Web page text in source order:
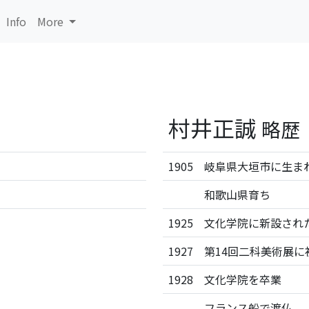
Info More
村井正誠 略歴
1905
岐阜県大垣市に生ま
和歌山県育ち
1925
文化学院に新設され
1927
第14回二科美術展に
1928
文化学院を卒業